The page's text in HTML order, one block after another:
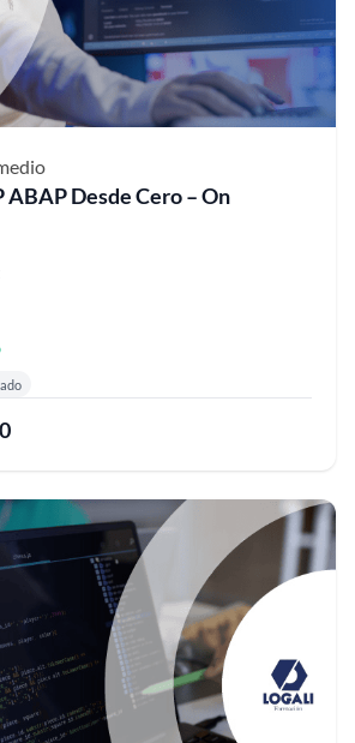
ABAP Desde Cero – On